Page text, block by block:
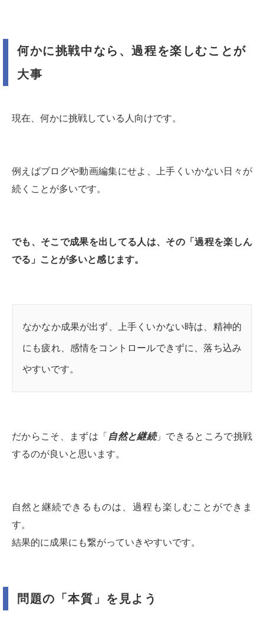
何かに挑戦中なら、過程を楽しむことが
大事
現在、何かに挑戦している人向けです。
例えばブログや動画編集にせよ、上手くいかない日々が
続くことが多いです。
でも、そこで成果を出してる人は、その「過程を楽しん
でる」ことが多いと感じます。
なかなか成果が出ず、上手くいかない時は、精神的
にも疲れ、感情をコントロールできずに、落ち込み
やすいです。
だからこそ、まずは「 自然と継続」できるところで挑戦
するのが良いと思います。
自然と継続できるものは、過程も楽しむことができま
す。
結果的に成果にも繋がっていきやすいです。
問題の「本質」を見よう